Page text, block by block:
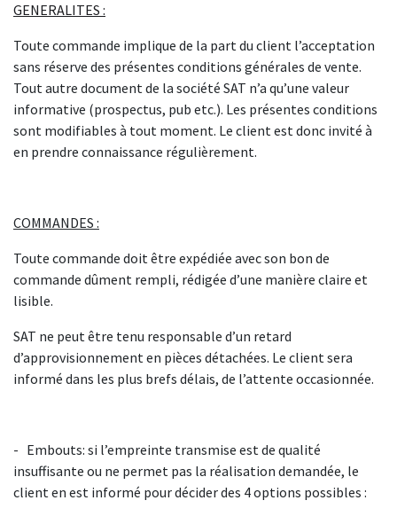
GENERALITES :
Toute commande implique de la part du client l’acceptation
sans réserve des présentes conditions générales de vente.
Tout autre document de la société SAT n’a qu’une valeur
informative (prospectus, pub etc.). Les présentes conditions
sont modifiables à tout moment. Le client est donc invité à
en prendre connaissance régulièrement.
COMMANDES :
Toute commande doit être expédiée avec son bon de
commande dûment rempli, rédigée d’une manière claire et
lisible.
SAT ne peut être tenu responsable d’un retard
d’approvisionnement en pièces détachées. Le client sera
informé dans les plus brefs délais, de l’attente occasionnée.
- Embouts: si l’empreinte transmise est de qualité
insuffisante ou ne permet pas la réalisation demandée, le
client en est informé pour décider des 4 options possibles :